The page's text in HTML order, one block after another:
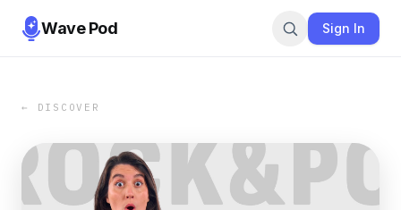
Wave Pod Sign In
← DISCOVER